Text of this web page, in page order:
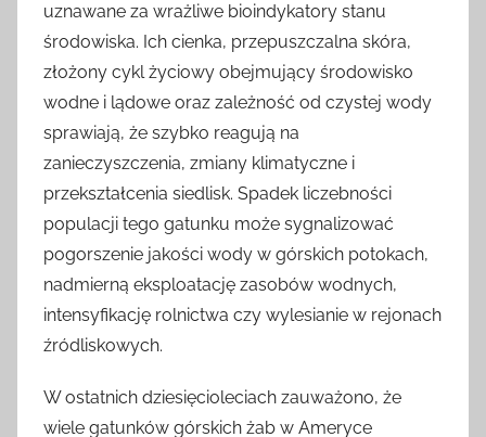
uznawane za wrażliwe bioindykatory stanu
środowiska. Ich cienka, przepuszczalna skóra,
złożony cykl życiowy obejmujący środowisko
wodne i lądowe oraz zależność od czystej wody
sprawiają, że szybko reagują na
zanieczyszczenia, zmiany klimatyczne i
przekształcenia siedlisk. Spadek liczebności
populacji tego gatunku może sygnalizować
pogorszenie jakości wody w górskich potokach,
nadmierną eksploatację zasobów wodnych,
intensyfikację rolnictwa czy wylesianie w rejonach
źródliskowych.
W ostatnich dziesięcioleciach zauważono, że
wiele gatunków górskich żab w Ameryce